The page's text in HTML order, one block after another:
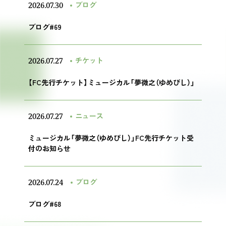
2026.07.30 ブログ
ブログ#69
2026.07.27 チケット
【FC先行チケット】ミュージカル「夢微之（ゆめびし）」
2026.07.27 ニュース
ミュージカル「夢微之（ゆめびし）」FC先行チケット受
付のお知らせ
2026.07.24 ブログ
ブログ#68